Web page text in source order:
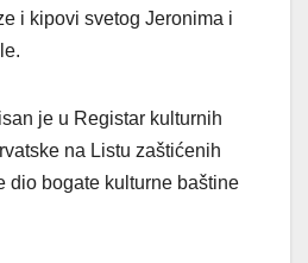
i kipovi svetog Jeronima i
je u Registar kulturnih
na Listu zaštićenih
dio bogate kulturne baštine